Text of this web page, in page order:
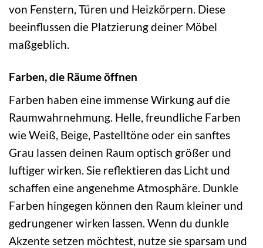
von Fenstern, Türen und Heizkörpern. Diese
beeinflussen die Platzierung deiner Möbel
maßgeblich.
Farben, die Räume öffnen
Farben haben eine immense Wirkung auf die
Raumwahrnehmung. Helle, freundliche Farben
wie Weiß, Beige, Pastelltöne oder ein sanftes
Grau lassen deinen Raum optisch größer und
luftiger wirken. Sie reflektieren das Licht und
schaffen eine angenehme Atmosphäre. Dunkle
Farben hingegen können den Raum kleiner und
gedrungener wirken lassen. Wenn du dunkle
Akzente setzen möchtest, nutze sie sparsam und